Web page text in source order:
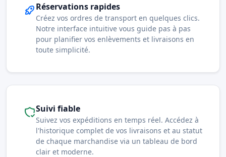
Réservations rapides
Créez vos ordres de transport en quelques clics.
Notre interface intuitive vous guide pas à pas
pour planifier vos enlèvements et livraisons en
toute simplicité.
Suivi fiable
Suivez vos expéditions en temps réel. Accédez à
l'historique complet de vos livraisons et au statut
de chaque marchandise via un tableau de bord
clair et moderne.